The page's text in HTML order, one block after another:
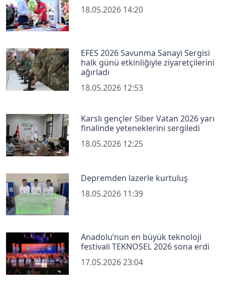
18.05.2026 14:20
EFES 2026 Savunma Sanayi Sergisi
halk günü etkinliğiyle ziyaretçilerini
ağırladı
18.05.2026 12:53
Karslı gençler Siber Vatan 2026 yarı
finalinde yeteneklerini sergiledi
18.05.2026 12:25
Depremden lazerle kurtuluş
18.05.2026 11:39
Anadolu’nun en büyük teknoloji
festivali TEKNOSEL 2026 sona erdi
17.05.2026 23:04